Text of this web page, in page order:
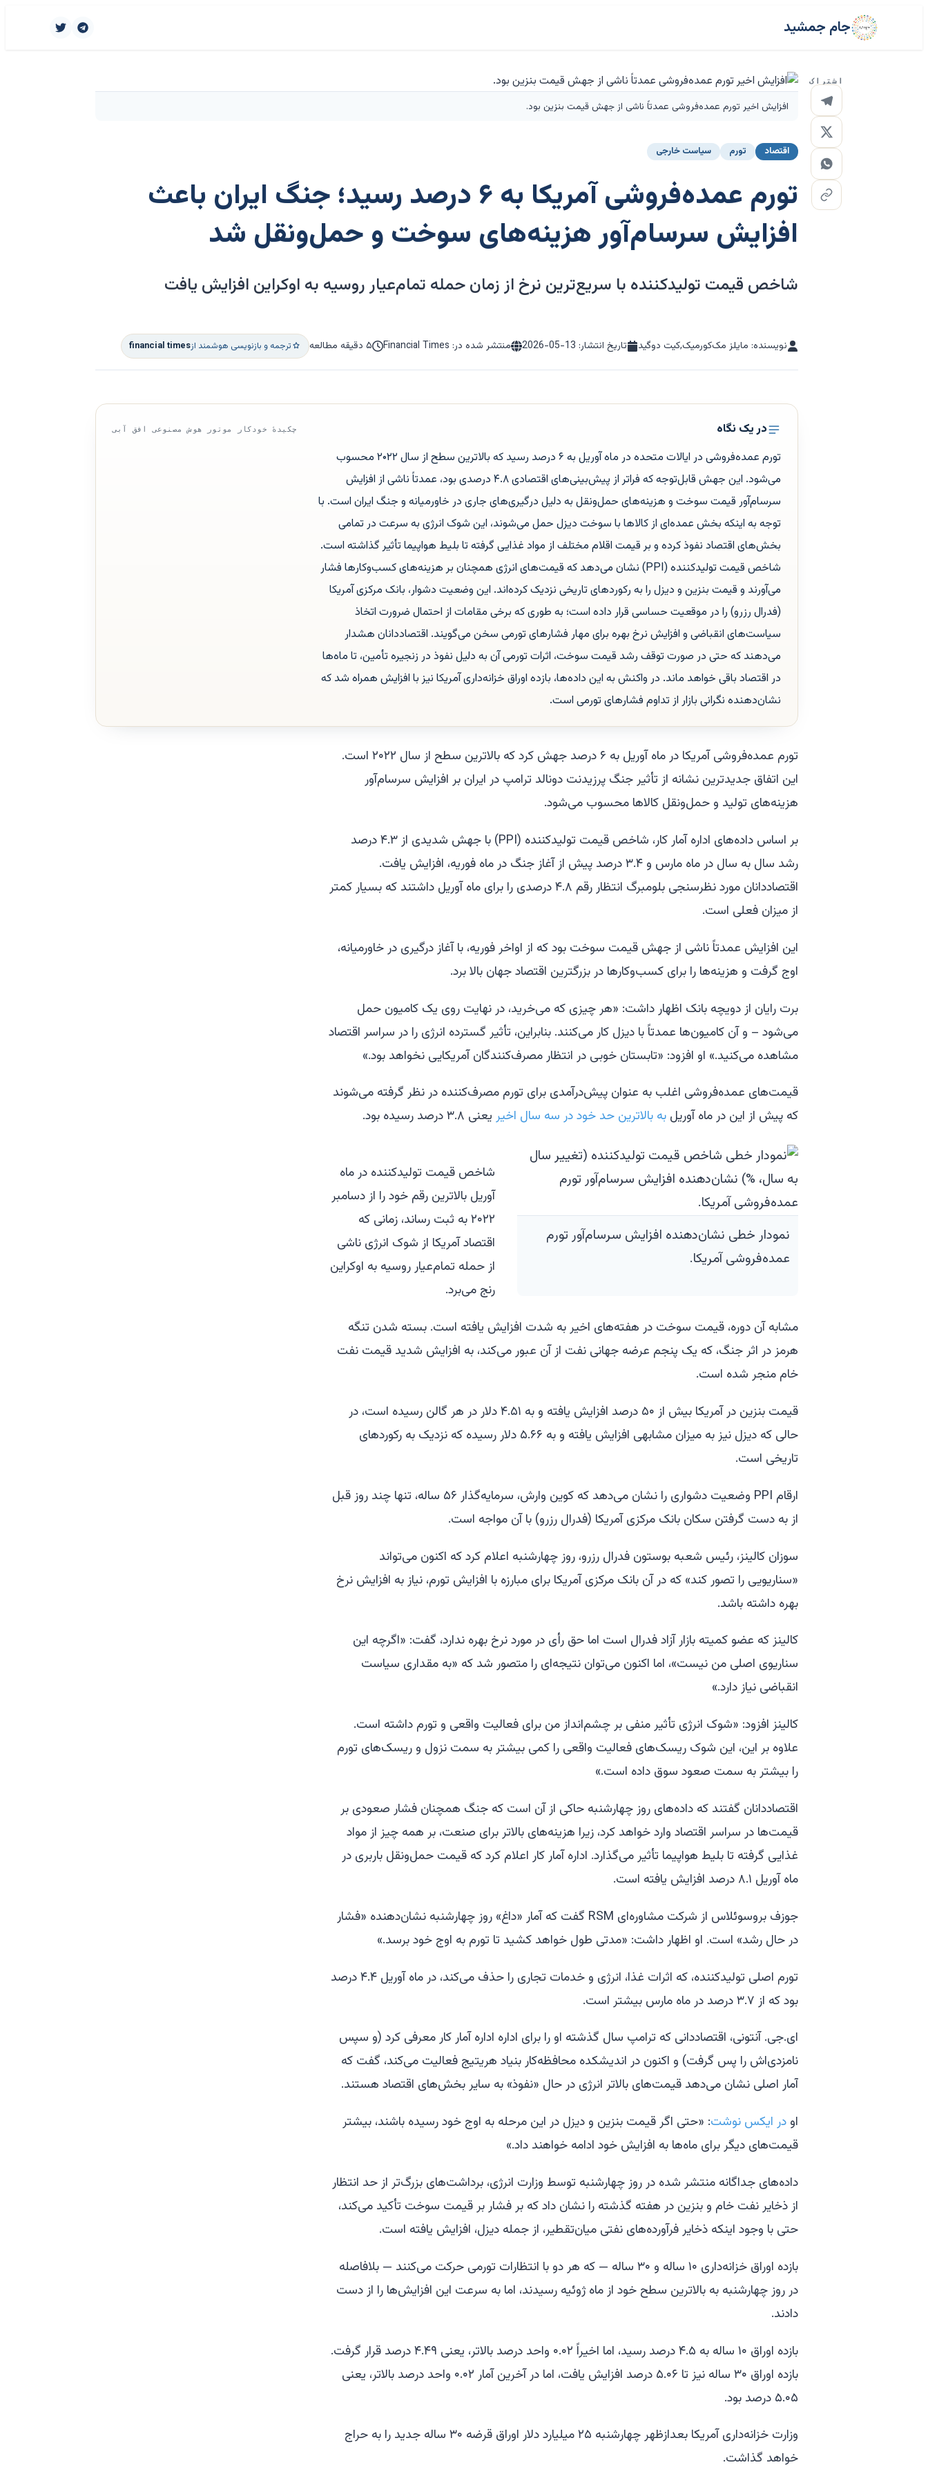
جام جمشید
اشتراک
افزایش اخیر تورم عمده‌فروشی عمدتاً ناشی از جهش قیمت بنزین بود.
اقتصاد تورم سیاست خارجی
تورم عمده‌فروشی آمریکا به ۶ درصد رسید؛ جنگ ایران باعث
افزایش سرسام‌آور هزینه‌های سوخت و حمل‌ونقل شد
شاخص قیمت تولیدکننده با سریع‌ترین نرخ از زمان حمله تمام‌عیار روسیه به اوکراین افزایش یافت
نویسنده: مایلز مک‌کورمیک,کیت دوگید تاریخ انتشار: 2026-05-13 منتشر شده در: Financial Times ۵ دقیقه مطالعه ترجمه و بازنویسی هوشمند ازfinancial times
در یک نگاه چکیدهٔ خودکار موتور هوش مصنوعی افق آبی
تورم عمده‌فروشی در ایالات متحده در ماه آوریل به ۶ درصد رسید که بالاترین سطح از سال ۲۰۲۲ محسوب
می‌شود. این جهش قابل‌توجه که فراتر از پیش‌بینی‌های اقتصادی ۴.۸ درصدی بود، عمدتاً ناشی از افزایش
سرسام‌آور قیمت سوخت و هزینه‌های حمل‌ونقل به دلیل درگیری‌های جاری در خاورمیانه و جنگ ایران است. با
توجه به اینکه بخش عمده‌ای از کالاها با سوخت دیزل حمل می‌شوند، این شوک انرژی به سرعت در تمامی
بخش‌های اقتصاد نفوذ کرده و بر قیمت اقلام مختلف از مواد غذایی گرفته تا بلیط هواپیما تأثیر گذاشته است.
شاخص قیمت تولیدکننده (PPI) نشان می‌دهد که قیمت‌های انرژی همچنان بر هزینه‌های کسب‌وکارها فشار
می‌آورند و قیمت بنزین و دیزل را به رکوردهای تاریخی نزدیک کرده‌اند. این وضعیت دشوار، بانک مرکزی آمریکا
(فدرال رزرو) را در موقعیت حساسی قرار داده است؛ به طوری که برخی مقامات از احتمال ضرورت اتخاذ
سیاست‌های انقباضی و افزایش نرخ بهره برای مهار فشارهای تورمی سخن می‌گویند. اقتصاددانان هشدار
می‌دهند که حتی در صورت توقف رشد قیمت سوخت، اثرات تورمی آن به دلیل نفوذ در زنجیره تأمین، تا ماه‌ها
در اقتصاد باقی خواهد ماند. در واکنش به این داده‌ها، بازده اوراق خزانه‌داری آمریکا نیز با افزایش همراه شد که
نشان‌دهنده نگرانی بازار از تداوم فشارهای تورمی است.
تورم عمده‌فروشی آمریکا در ماه آوریل به ۶ درصد جهش کرد که بالاترین سطح از سال ۲۰۲۲ است.
این اتفاق جدیدترین نشانه از تأثیر جنگ پرزیدنت دونالد ترامپ در ایران بر افزایش سرسام‌آور
هزینه‌های تولید و حمل‌ونقل کالاها محسوب می‌شود.
بر اساس داده‌های اداره آمار کار، شاخص قیمت تولیدکننده (PPI) با جهش شدیدی از ۴.۳ درصد
رشد سال به سال در ماه مارس و ۳.۴ درصد پیش از آغاز جنگ در ماه فوریه، افزایش یافت.
اقتصاددانان مورد نظرسنجی بلومبرگ انتظار رقم ۴.۸ درصدی را برای ماه آوریل داشتند که بسیار کمتر
از میزان فعلی است.
این افزایش عمدتاً ناشی از جهش قیمت سوخت بود که از اواخر فوریه، با آغاز درگیری در خاورمیانه،
اوج گرفت و هزینه‌ها را برای کسب‌وکارها در بزرگترین اقتصاد جهان بالا برد.
برت رایان از دویچه بانک اظهار داشت: «هر چیزی که می‌خرید، در نهایت روی یک کامیون حمل
می‌شود – و آن کامیون‌ها عمدتاً با دیزل کار می‌کنند. بنابراین، تأثیر گسترده انرژی را در سراسر اقتصاد
مشاهده می‌کنید.» او افزود: «تابستان خوبی در انتظار مصرف‌کنندگان آمریکایی نخواهد بود.»
قیمت‌های عمده‌فروشی اغلب به عنوان پیش‌درآمدی برای تورم مصرف‌کننده در نظر گرفته می‌شوند
که پیش از این در ماه آوریل به بالاترین حد خود در سه سال اخیریعنی ۳.۸ درصد رسیده بود.
نمودار خطی نشان‌دهنده افزایش سرسام‌آور تورم
عمده‌فروشی آمریکا.
شاخص قیمت تولیدکننده در ماه
آوریل بالاترین رقم خود را از دسامبر
۲۰۲۲ به ثبت رساند، زمانی که
اقتصاد آمریکا از شوک انرژی ناشی
از حمله تمام‌عیار روسیه به اوکراین
رنج می‌برد.
مشابه آن دوره، قیمت سوخت در هفته‌های اخیر به شدت افزایش یافته است. بسته شدن تنگه
هرمز در اثر جنگ، که یک پنجم عرضه جهانی نفت از آن عبور می‌کند، به افزایش شدید قیمت نفت
خام منجر شده است.
قیمت بنزین در آمریکا بیش از ۵۰ درصد افزایش یافته و به ۴.۵۱ دلار در هر گالن رسیده است، در
حالی که دیزل نیز به میزان مشابهی افزایش یافته و به ۵.۶۶ دلار رسیده که نزدیک به رکوردهای
تاریخی است.
ارقام PPI وضعیت دشواری را نشان می‌دهد که کوین وارش، سرمایه‌گذار ۵۶ ساله، تنها چند روز قبل
از به دست گرفتن سکان بانک مرکزی آمریکا (فدرال رزرو) با آن مواجه است.
سوزان کالینز، رئیس شعبه بوستون فدرال رزرو، روز چهارشنبه اعلام کرد که اکنون می‌تواند
«سناریویی را تصور کند» که در آن بانک مرکزی آمریکا برای مبارزه با افزایش تورم، نیاز به افزایش نرخ
بهره داشته باشد.
کالینز که عضو کمیته بازار آزاد فدرال است اما حق رأی در مورد نرخ بهره ندارد، گفت: «اگرچه این
سناریوی اصلی من نیست»، اما اکنون می‌توان نتیجه‌ای را متصور شد که «به مقداری سیاست
انقباضی نیاز دارد.»
کالینز افزود: «شوک انرژی تأثیر منفی بر چشم‌انداز من برای فعالیت واقعی و تورم داشته است.
علاوه بر این، این شوک ریسک‌های فعالیت واقعی را کمی بیشتر به سمت نزول و ریسک‌های تورم
را بیشتر به سمت صعود سوق داده است.»
اقتصاددانان گفتند که داده‌های روز چهارشنبه حاکی از آن است که جنگ همچنان فشار صعودی بر
قیمت‌ها در سراسر اقتصاد وارد خواهد کرد، زیرا هزینه‌های بالاتر برای صنعت، بر همه چیز از مواد
غذایی گرفته تا بلیط هواپیما تأثیر می‌گذارد. اداره آمار کار اعلام کرد که قیمت حمل‌ونقل باربری در
ماه آوریل ۸.۱ درصد افزایش یافته است.
جوزف بروسوئلاس از شرکت مشاوره‌ای RSM گفت که آمار «داغ» روز چهارشنبه نشان‌دهنده «فشار
در حال رشد» است. او اظهار داشت: «مدتی طول خواهد کشید تا تورم به اوج خود برسد.»
تورم اصلی تولیدکننده، که اثرات غذا، انرژی و خدمات تجاری را حذف می‌کند، در ماه آوریل ۴.۴ درصد
بود که از ۳.۷ درصد در ماه مارس بیشتر است.
ای.جی. آنتونی، اقتصاددانی که ترامپ سال گذشته او را برای اداره اداره آمار کار معرفی کرد (و سپس
نامزدی‌اش را پس گرفت) و اکنون در اندیشکده محافظه‌کار بنیاد هریتیج فعالیت می‌کند، گفت که
آمار اصلی نشان می‌دهد قیمت‌های بالاتر انرژی در حال «نفوذ» به سایر بخش‌های اقتصاد هستند.
او در ایکس نوشت: «حتی اگر قیمت بنزین و دیزل در این مرحله به اوج خود رسیده باشند، بیشتر
قیمت‌های دیگر برای ماه‌ها به افزایش خود ادامه خواهند داد.»
داده‌های جداگانه منتشر شده در روز چهارشنبه توسط وزارت انرژی، برداشت‌های بزرگ‌تر از حد انتظار
از ذخایر نفت خام و بنزین در هفته گذشته را نشان داد که بر فشار بر قیمت سوخت تأکید می‌کند،
حتی با وجود اینکه ذخایر فرآورده‌های نفتی میان‌تقطیر، از جمله دیزل، افزایش یافته است.
بازده اوراق خزانه‌داری ۱۰ ساله و ۳۰ ساله — که هر دو با انتظارات تورمی حرکت می‌کنند — بلافاصله
در روز چهارشنبه به بالاترین سطح خود از ماه ژوئیه رسیدند، اما به سرعت این افزایش‌ها را از دست
دادند.
بازده اوراق ۱۰ ساله به ۴.۵ درصد رسید، اما اخیراً ۰.۰۲ واحد درصد بالاتر، یعنی ۴.۴۹ درصد قرار گرفت.
بازده اوراق ۳۰ ساله نیز تا ۵.۰۶ درصد افزایش یافت، اما در آخرین آمار ۰.۰۲ واحد درصد بالاتر، یعنی
۵.۰۵ درصد بود.
وزارت خزانه‌داری آمریکا بعدازظهر چهارشنبه ۲۵ میلیارد دلار اوراق قرضه ۳۰ ساله جدید را به حراج
خواهد گذاشت.